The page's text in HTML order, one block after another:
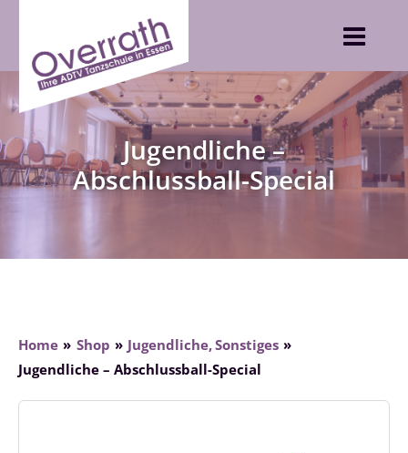
content
Jugendliche –
Abschlussball-Special
Home Shop Jugendliche Sonstiges
Jugendliche – Abschlussball-Special